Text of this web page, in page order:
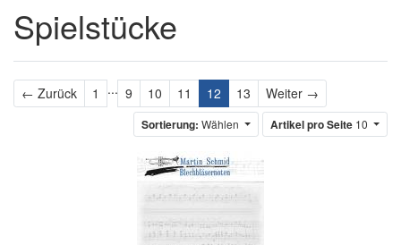
Spielstücke
← ZurückZurück
1 ... 9 10 11 12 13 Weiter →
Sortierung: Wählen Artikel pro Seite 10